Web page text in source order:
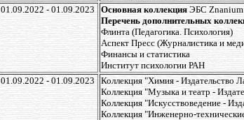
01.09.2022 - 01.09.2023 Основная коллекция ЭБС
Перечень дополнительных
Флинта (Педагогика. Психология)
Аспект Пресс (Журналистика и
Финансы и статистика
Институт психологии РАН
01.09.2022 - 01.09.2023
Коллекция "Химия - Издательство
Коллекция "Музыка и театр -
Коллекция "Искусствоведение -
Коллекция "Инженерно-